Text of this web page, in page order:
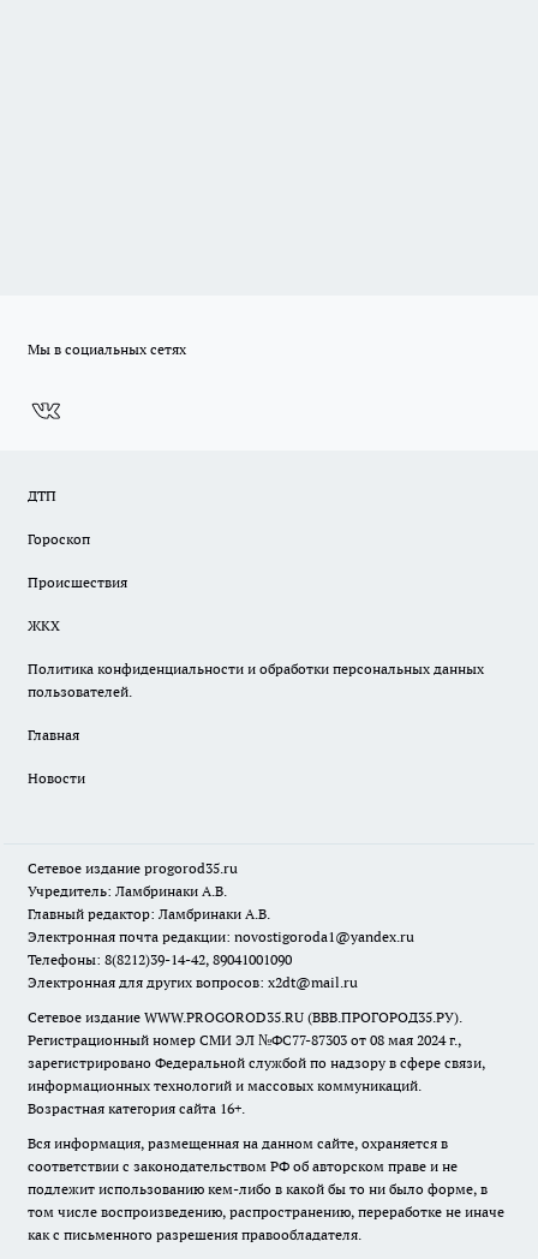
Мы в социальных сетях
ДТП
Гороскоп
Происшествия
ЖКХ
Политика конфиденциальности и обработки персональных данных
пользователей.
Главная
Новости
Сетевое издание progorod35.ru
Учредитель: Ламбринаки А.В.
Главный редактор: Ламбринаки А.В.
Электронная почта редакции: novostigoroda1@yandex.ru
Телефоны: 8(8212)39-14-42, 89041001090
Электронная для других вопросов: x2dt@mail.ru
Сетевое издание WWW.PROGOROD35.RU (ВВВ.ПРОГОРОД35.РУ).
Регистрационный номер СМИ ЭЛ №ФС77-87303 от 08 мая 2024 г.,
зарегистрировано Федеральной службой по надзору в сфере связи,
информационных технологий и массовых коммуникаций.
Возрастная категория сайта 16+.
Вся информация, размещенная на данном сайте, охраняется в
соответствии с законодательством РФ об авторском праве и не
подлежит использованию кем-либо в какой бы то ни было форме, в
том числе воспроизведению, распространению, переработке не иначе
как с письменного разрешения правообладателя.